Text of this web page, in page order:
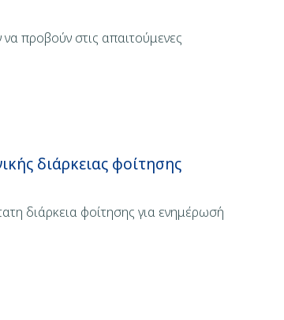
προβούν στις απαιτούμενες
διάρκειας φοίτησης
διάρκεια φοίτησης για ενημέρωσή